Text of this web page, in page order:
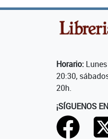
Horario:
20:30,
20h.
¡SÍGUENOS